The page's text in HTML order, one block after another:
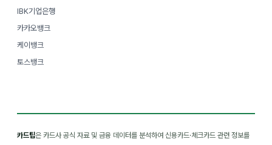
IBK기업은행
카카오뱅크
케이뱅크
토스뱅크
카드팁은 카드사 공식 자료 및 금융 데이터를 분석하여 신용카드·체크카드 관련 정보를